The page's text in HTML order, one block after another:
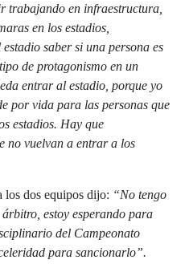
trabajando en infraestructura,
en los estadios,
saber si una persona es
de protagonismo en un
entrar al estadio, porque yo
por vida para las personas que
estadios. Hay que
no vuelvan a entrar a los
los dos equipos dijo: “No tengo
estoy esperando para
del Campeonato
para sancionarlo”.